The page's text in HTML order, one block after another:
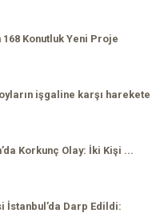
168 Konutluk Yeni Proje
işgaline karşı harekete
Korkunç Olay: İki Kişi ...
İstanbul’da Darp Edildi: